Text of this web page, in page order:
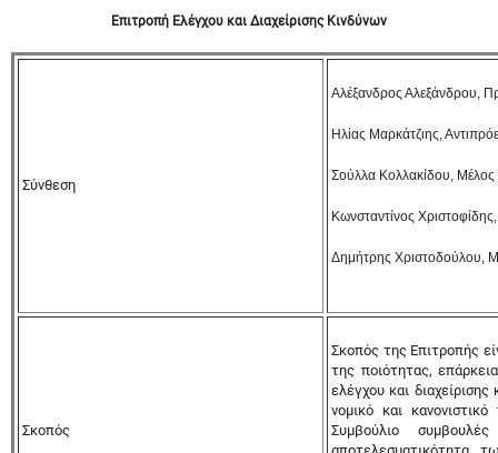
Επιτροπή Ελέγχου και Διαχείρισης Κινδύνων
Σύνθεση
Αλέξανδρος Αλεξάνδρου,
Ηλίας Μαρκάτζιης,
Σούλλα Κολλακίδου, Μέλος
Κωνσταντίνος
Δημήτρης Χριστοδούλου,
Σκοπός
Σκοπός της Επιτροπής
της ποιότητας,
ελέγχου και
νομικό και
Συμβούλιο